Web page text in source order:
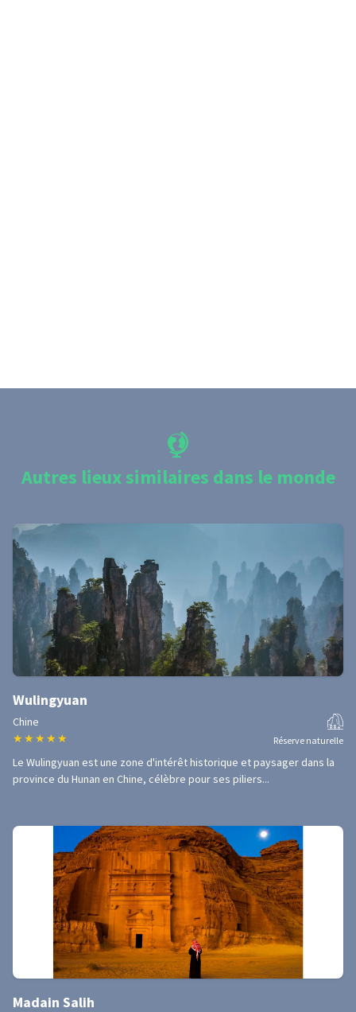
Autres lieux similaires dans le monde
Wulingyuan
Chine
★ ★ ★ ★ ★ Réserve naturelle
Le Wulingyuan est une zone d'intérêt historique et paysager dans la
province du Hunan en Chine, célèbre pour ses piliers...
Madain Salih